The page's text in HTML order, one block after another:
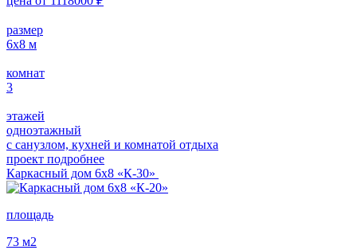
размер
6х8 м
комнат
3
этажей
одноэтажный
с санузлом, кухней и комнатой отдыха
проект подробнее
Каркасный дом 6х8 «К-30»
площадь
73 м2